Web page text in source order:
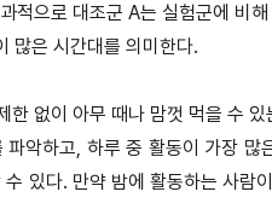
적으로 대조군 A는 실험군에 비
많은 시간대를 의미한다.
한 없이 아무 때나 맘껏 먹을 수
악하고, 하루 중 활동이 가장
있다. 만약 밤에 활동하는 사람